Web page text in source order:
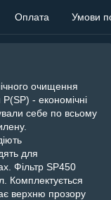
Оплата Умови
очищення
- економічні
себе по всьому
для
Фільтр SP450
Комплектується
верхню прозору